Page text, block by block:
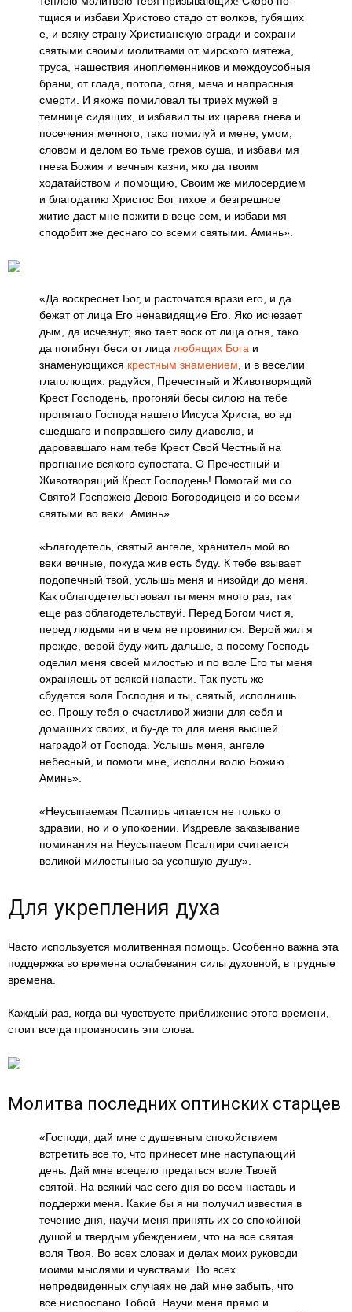
тщися и избави Христово стадо от волков, губящих
е, и всяку страну Христианскую огради и сохрани
святыми своими молитвами от мирского мятежа,
труса, нашествия иноплеменников и междоусобныя
брани, от глада, потопа, огня, меча и напрасныя
смерти. И якоже помиловал ты триех мужей в
темнице сидящих, и избавил ты их царева гнева и
посечения мечного, тако помилуй и мене, умом,
словом и делом во тьме грехов суша, и избави мя
гнева Божия и вечныя казни; яко да твоим
ходатайством и помощию, Своим же милосердием
и благодатию Христос Бог тихое и безгрешное
житие даст мне пожити в веце сем, и избави мя
сподобит же деснаго со всеми святыми. Аминь».
«Да воскреснет Бог, и расточатся врази его, и да
бежат от лица Его ненавидящие Его. Яко исчезает
дым, да исчезнут; яко тает воск от лица огня, тако
да погибнут беси от лица любящих Бога и
знаменующихся крестным знамением , и в веселии
глаголющих: радуйся, Пречестный и Животворящий
Крест Господень, прогоняй бесы силою на тебе
пропятаго Господа нашего Иисуса Христа, во ад
сшедшаго и поправшего силу диаволю, и
даровавшаго нам тебе Крест Свой Честный на
прогнание всякого супостата. О Пречестный и
Животворящий Крест Господень! Помогай ми со
Святой Госпожею Девою Богородицею и со всеми
святыми во веки. Аминь».
«Благодетель, святый ангеле, хранитель мой во
веки вечные, покуда жив есть буду. К тебе взывает
подопечный твой, услышь меня и низойди до меня.
Как облагодетельствовал ты меня много раз, так
еще раз облагодетельствуй. Перед Богом чист я,
перед людьми ни в чем не провинился. Верой жил я
прежде, верой буду жить дальше, а посему Господь
оделил меня своей милостью и по воле Его ты меня
охраняешь от всякой напасти. Так пусть же
сбудется воля Господня и ты, святый, исполнишь
ее. Прошу тебя о счастливой жизни для себя и
домашних своих, и бу-де то для меня высшей
наградой от Господа. Услышь меня, ангеле
небесный, и помоги мне, исполни волю Божию.
Аминь».
«Неусыпаемая Псалтирь читается не только о
здравии, но и о упокоении. Издревле заказывание
поминания на Неусыпаеом Псалтири считается
великой милостынью за усопшую душу».
Для укрепления духа
Часто используется молитвенная помощь. Особенно важна эта
поддержка во времена ослабевания силы духовной, в трудные
времена.
Каждый раз, когда вы чувствуете приближение этого времени,
стоит всегда произносить эти слова.
Молитва последних оптинских старцев
«Господи, дай мне с душевным спокойствием
встретить все то, что принесет мне наступающий
день. Дай мне всецело предаться воле Твоей
святой. На всякий час сего дня во всем наставь и
поддержи меня. Какие бы я ни получил известия в
течение дня, научи меня принять их со спокойной
душой и твердым убеждением, что на все святая
воля Твоя. Во всех словах и делах моих руководи
моими мыслями и чувствами. Во всех
непредвиденных случаях не дай мне забыть, что
все ниспослано Тобой. Научи меня прямо и